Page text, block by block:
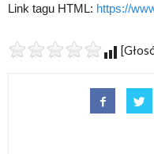
Link tagu HTML: https://